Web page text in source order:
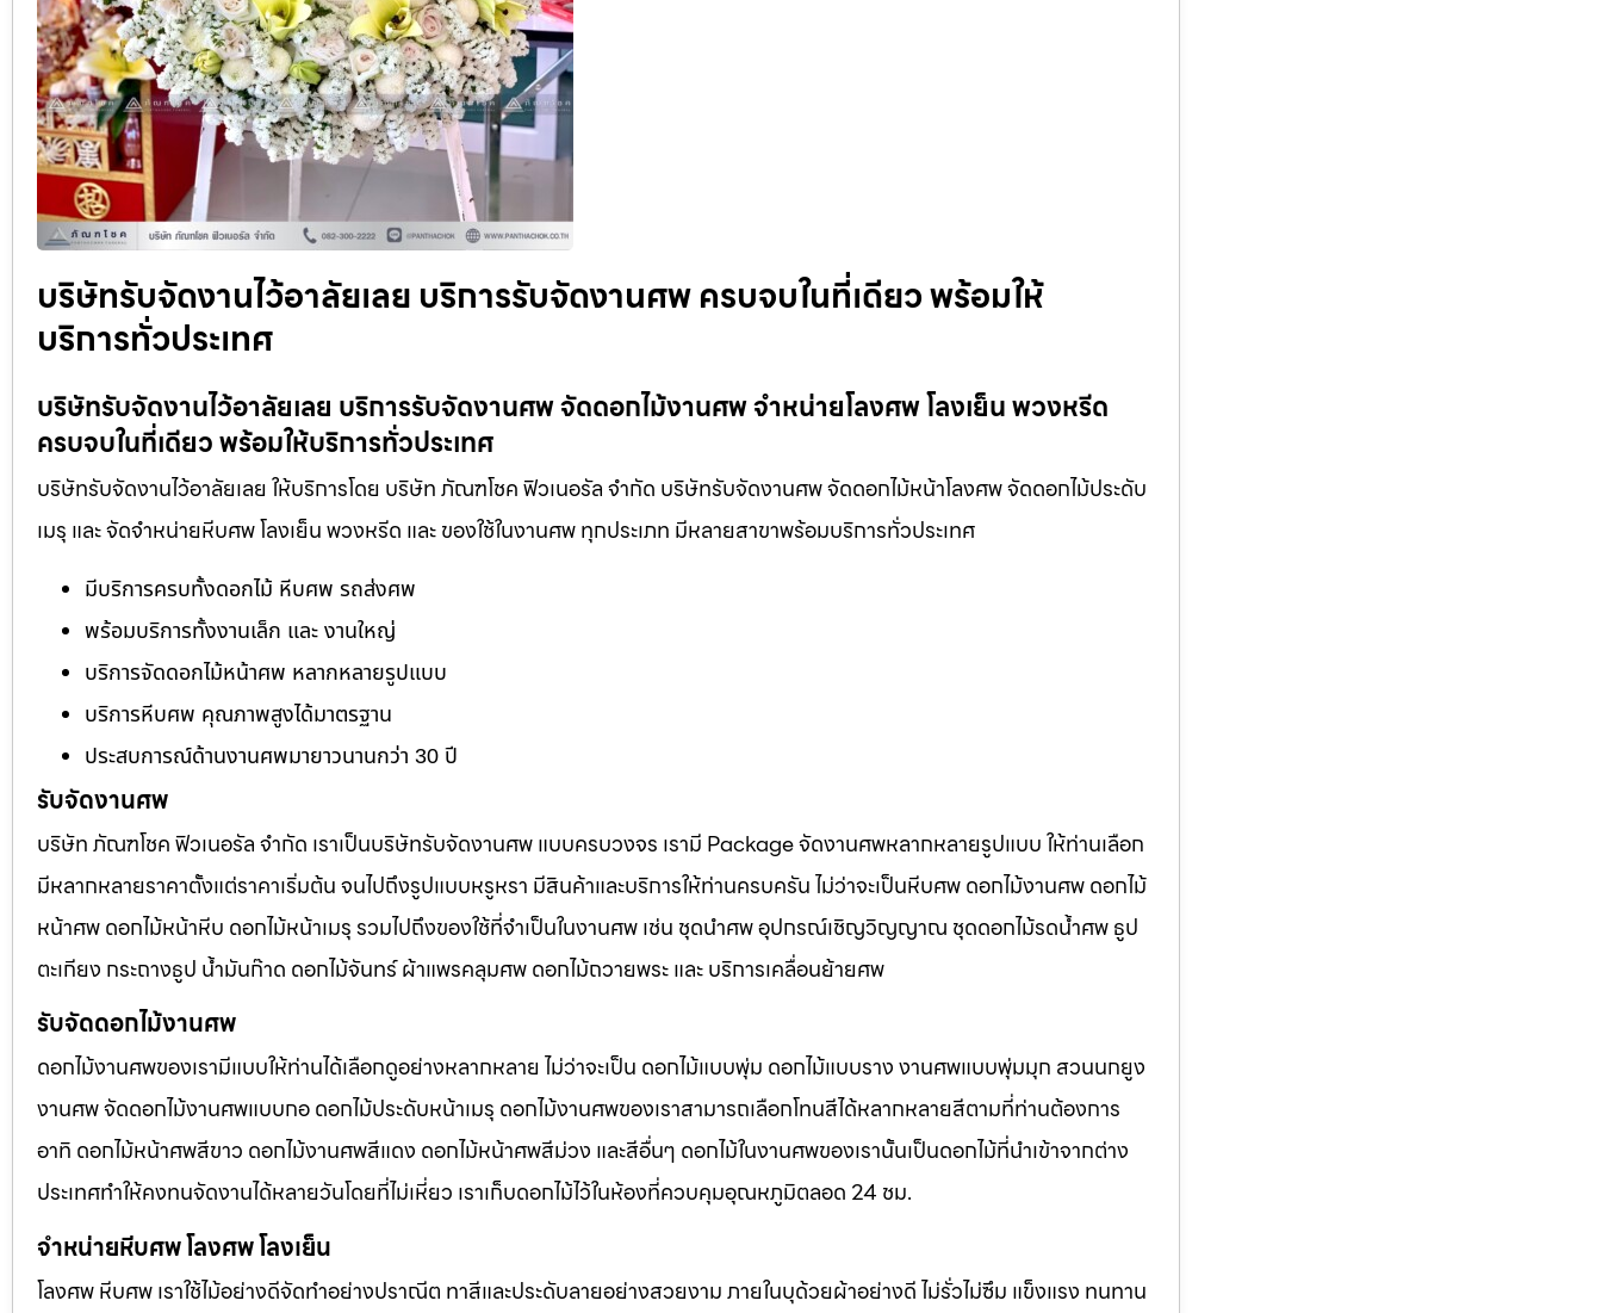
บริษัทรับจัดงานไว้อาลัยเลย บริการรับจัดงานศพ ครบจบในที่เดียว พร้อมให้
บริการทั่วประเทศ
บริษัทรับจัดงานไว้อาลัยเลย บริการรับจัดงานศพ จัดดอกไม้งานศพ จำหน่ายโลงศพ โลงเย็น พวงหรีด
ครบจบในที่เดียว พร้อมให้บริการทั่วประเทศ
บริษัทรับจัดงานไว้อาลัยเลย ให้บริการโดย บริษัท ภัณฑโชค ฟิวเนอรัล จำกัด บริษัทรับจัดงานศพ จัดดอกไม้หน้าโลงศพ จัดดอกไม้ประดับ
เมรุ และ จัดจำหน่ายหีบศพ โลงเย็น พวงหรีด และ ของใช้ในงานศพ ทุกประเภท มีหลายสาขาพร้อมบริการทั่วประเทศ
มีบริการครบทั้งดอกไม้ หีบศพ รถส่งศพ
พร้อมบริการทั้งงานเล็ก และ งานใหญ่
บริการจัดดอกไม้หน้าศพ หลากหลายรูปแบบ
บริการหีบศพ คุณภาพสูงได้มาตรฐาน
ประสบการณ์ด้านงานศพมายาวนานกว่า 30 ปี
รับจัดงานศพ
บริษัท ภัณฑโชค ฟิวเนอรัล จำกัด เราเป็นบริษัทรับจัดงานศพ แบบครบวงจร เรามี Package จัดงานศพหลากหลายรูปแบบ ให้ท่านเลือก
มีหลากหลายราคาตั้งแต่ราคาเริ่มต้น จนไปถึงรูปแบบหรูหรา มีสินค้าและบริการให้ท่านครบครัน ไม่ว่าจะเป็นหีบศพ ดอกไม้งานศพ ดอกไม้
หน้าศพ ดอกไม้หน้าหีบ ดอกไม้หน้าเมรุ รวมไปถึงของใช้ที่จำเป็นในงานศพ เช่น ชุดนำศพ อุปกรณ์เชิญวิญญาณ ชุดดอกไม้รดน้ำศพ ธูป
ตะเกียง กระถางธูป น้ำมันก๊าด ดอกไม้จันทร์ ผ้าแพรคลุมศพ ดอกไม้ถวายพระ และ บริการเคลื่อนย้ายศพ
รับจัดดอกไม้งานศพ
ดอกไม้งานศพของเรามีแบบให้ท่านได้เลือกดูอย่างหลากหลาย ไม่ว่าจะเป็น ดอกไม้แบบพุ่ม ดอกไม้แบบราง งานศพแบบพุ่มมุก สวนนกยูง
งานศพ จัดดอกไม้งานศพแบบกอ ดอกไม้ประดับหน้าเมรุ ดอกไม้งานศพของเราสามารถเลือกโทนสีได้หลากหลายสีตามที่ท่านต้องการ
อาทิ ดอกไม้หน้าศพสีขาว ดอกไม้งานศพสีแดง ดอกไม้หน้าศพสีม่วง และสีอื่นๆ ดอกไม้ในงานศพของเรานั้นเป็นดอกไม้ที่นำเข้าจากต่าง
ประเทศทำให้คงทนจัดงานได้หลายวันโดยที่ไม่เหี่ยว เราเก็บดอกไม้ไว้ในห้องที่ควบคุมอุณหภูมิตลอด 24 ชม.
จำหน่ายหีบศพ โลงศพ โลงเย็น
โลงศพ หีบศพ เราใช้ไม้อย่างดีจัดทำอย่างปราณีต ทาสีและประดับลายอย่างสวยงาม ภายในบุด้วยผ้าอย่างดี ไม่รั่วไม่ซึม แข็งแรง ทนทาน